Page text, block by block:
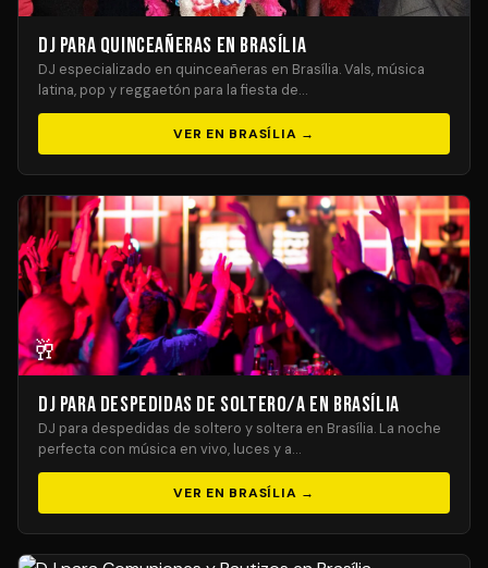
DJ para Quinceañeras en Brasília
DJ especializado en quinceañeras en Brasília. Vals, música
latina, pop y reggaetón para la fiesta de…
VER EN BRASÍLIA →
🥂
DJ para Despedidas de Soltero/a en Brasília
DJ para despedidas de soltero y soltera en Brasília. La noche
perfecta con música en vivo, luces y a…
VER EN BRASÍLIA →